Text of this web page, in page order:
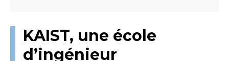
KAIST, une école
d’ingénieur